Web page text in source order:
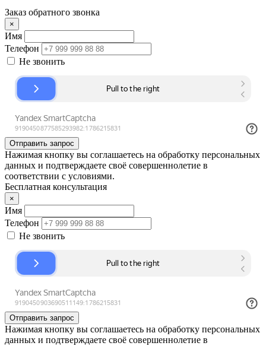
Заказ обратного звонка
×
Имя
Телефон
Не звонить
Отправить запрос
Нажимая кнопку вы соглашаетесь на обработку персональных
данных и подтверждаете своё совершеннолетие в
соответствии с условиями.
Бесплатная консультация
×
Имя
Телефон
Не звонить
Отправить запрос
Нажимая кнопку вы соглашаетесь на обработку персональных
данных и подтверждаете своё совершеннолетие в